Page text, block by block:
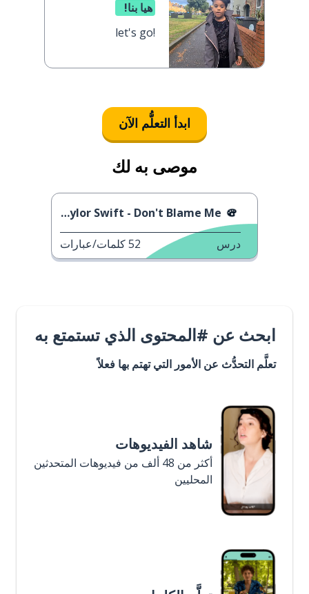
هيا بنا!
let's go!
ابدأ التعلُّم الآن
موصى به لك
Taylor Swift - Don't Blame Me
درس 52كلمات/عبارات
ابحث عن #المحتوى الذي تستمتع به
تعلَّم التحدُّث عن الأمور التي تهتم بها فعلاً
شاهد الفيديوهات
أكثر من 48 ألف من فيديوهات المتحدثين
المحليين